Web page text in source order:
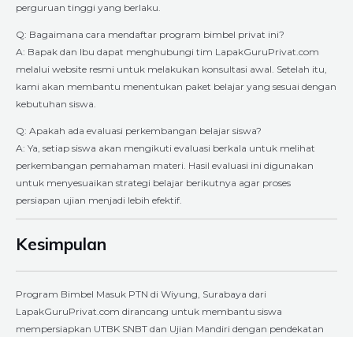
perguruan tinggi yang berlaku.
Q: Bagaimana cara mendaftar program bimbel privat ini?
A: Bapak dan Ibu dapat menghubungi tim LapakGuruPrivat.com
melalui website resmi untuk melakukan konsultasi awal. Setelah itu,
kami akan membantu menentukan paket belajar yang sesuai dengan
kebutuhan siswa.
Q: Apakah ada evaluasi perkembangan belajar siswa?
A: Ya, setiap siswa akan mengikuti evaluasi berkala untuk melihat
perkembangan pemahaman materi. Hasil evaluasi ini digunakan
untuk menyesuaikan strategi belajar berikutnya agar proses
persiapan ujian menjadi lebih efektif.
Kesimpulan
Program Bimbel Masuk PTN di Wiyung, Surabaya dari
LapakGuruPrivat.com dirancang untuk membantu siswa
mempersiapkan UTBK SNBT dan Ujian Mandiri dengan pendekatan